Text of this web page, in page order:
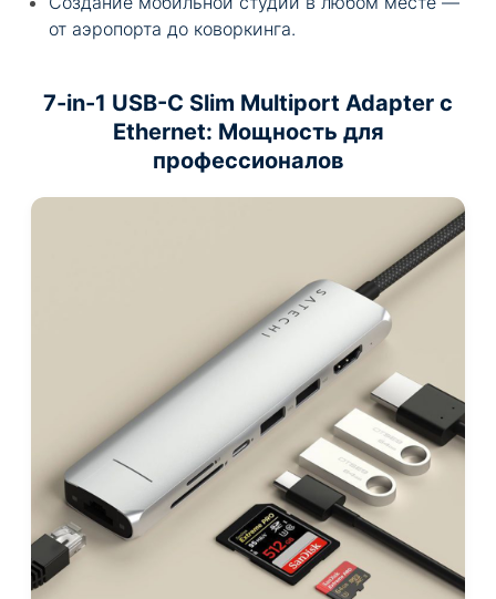
от аэропорта до коворкинга.
7-in-1 USB-C Slim Multiport Adapter с
Ethernet: Мощность для
профессионалов